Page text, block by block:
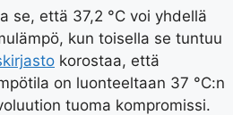
se, että 37,2 °C voi yhdellä
kun toisella se tuntuu
korostaa, että
on luonteeltaan 37 °C:n
tuoma kompromissi.